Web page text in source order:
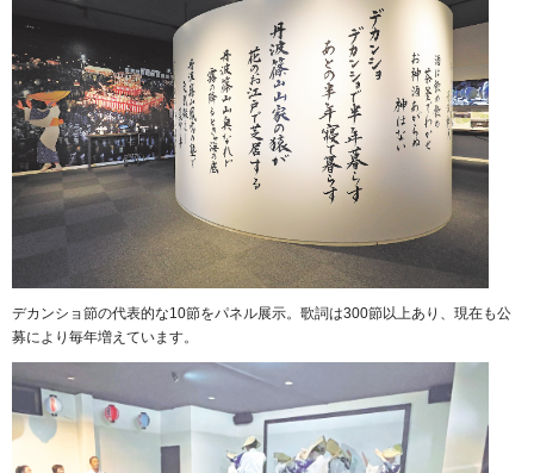
デカンショ節の代表的な10節をパネル展示。歌詞は300節以上あり、現在も公
募により毎年増えています。